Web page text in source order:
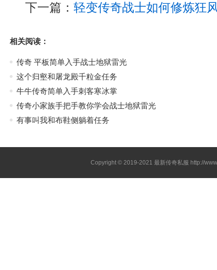
下一篇： 轻变传奇战士如何修炼狂
相关阅读：
传奇 平板简单入手战士地狱雷光
这个归壑和屠龙殿千粒金任务
牛牛传奇简单入手刺客寒冰掌
传奇小家族手把手教你学会战士地狱雷光
有事叫我和布鞋侧躺着任务
Copyright © 2019-2021最新传奇私服 http://